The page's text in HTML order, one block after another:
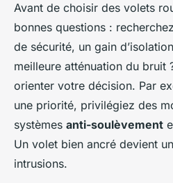
Avant de choisir des volets
bonnes questions :
de sécurité, un gain
meilleure atténuation du bruit
orienter votre décision. Par
une priorité, privilégiez des
systèmes anti-soulèvement
Un volet bien ancré devient
intrusions.